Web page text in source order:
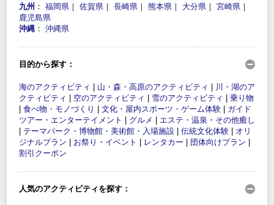
九州 ： 福岡県 ｜ 佐賀県 ｜ 長崎県 ｜ 熊本県 ｜ 大分県 ｜ 宮崎県 ｜
鹿児島県
沖縄 ： 沖縄県
目的から探す：
海のアクティビティ 山・森・高原のアクティビティ
川・湖のア
クティビティ
空のアクティビティ 雪のアクティビティ
乗り物
食べ物・モノづくり 文化・屋内スポーツ・ゲーム体験
ガイド
ツアー・エンターテイメント
グルメ
エステ・温泉・その他癒し
テーマパーク・博物館・美術館・入場施設 伝統文化体験
オリ
ジナルプラン
お祭り・イベント レンタカー 団体向けプラン
割引クーポン
人気のアクティビティを探す：